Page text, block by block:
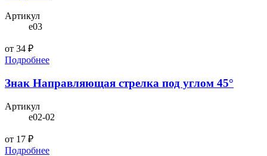
Артикул
e03
от 34 ₽
Подробнее
Знак Направляющая стрелка под углом 45°
Артикул
e02-02
от 17 ₽
Подробнее